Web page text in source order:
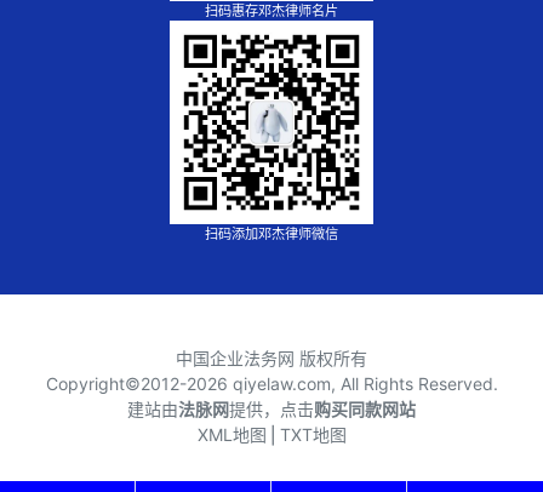
扫码惠存邓杰律师名片
扫码添加邓杰律师微信
中国企业法务网 版权所有
Copyright©2012-2026 qiyelaw.com, All Rights Reserved.
建站由法脉网提供，点击购买同款网站
XML地图
TXT地图